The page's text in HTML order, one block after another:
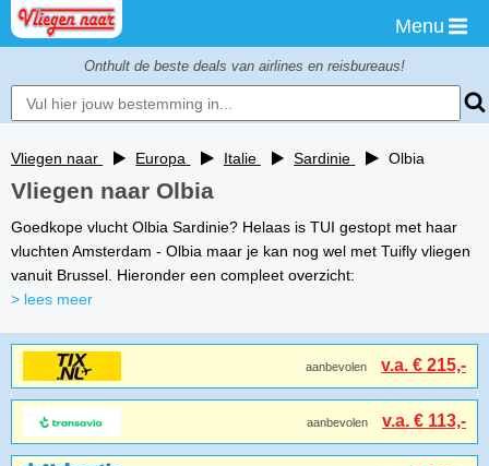
Menu
Onthult de beste deals van airlines en reisbureaus!
Vliegen naar Europa Italie Sardinie Olbia
Vliegen naar Olbia
Goedkope vlucht Olbia Sardinie? Helaas is TUI gestopt met haar
vluchten Amsterdam - Olbia maar je kan nog wel met Tuifly vliegen
vanuit Brussel. Hieronder een compleet overzicht:
> lees meer
aanbevolen v.a. € 215,-
aanbevolen v.a. € 113,-